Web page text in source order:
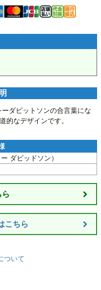
ダビットソンの合言葉にな
的なデザインです。
ダビッドソン）
こちら
ついて